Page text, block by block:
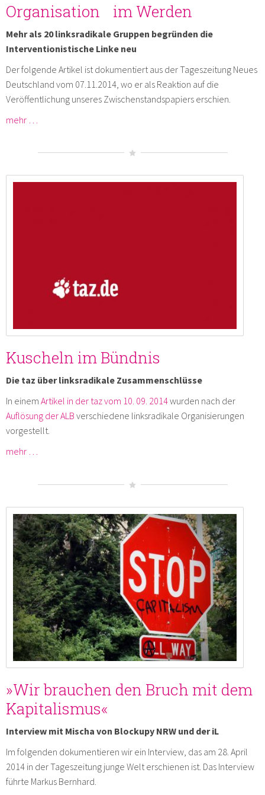
Organisation im Werden
Mehr als 20 linksradikale Gruppen begründen die
Interventionistische Linke neu
Der folgende Artikel ist dokumentiert aus der Tageszeitung Neues
Deutschland vom 07.11.2014, wo er als Reaktion auf die
Veröffentlichung unseres Zwischenstandspapiers erschien.
mehr …
Kuscheln im Bündnis
Die taz über linksradikale Zusammenschlüsse
In einem Artikel in der taz vom 10. 09. 2014wurden nach der
Auflösung der ALB verschiedene linksradikale Organisierungen
vorgestellt.
mehr …
»Wir brauchen den Bruch mit dem
Kapitalismus«
Interview mit Mischa von Blockupy NRW und der iL
Im folgenden dokumentieren wir ein Interview, das am 28. April
2014 in der Tageszeitung junge Welt erschienen ist. Das Interview
führte Markus Bernhard.